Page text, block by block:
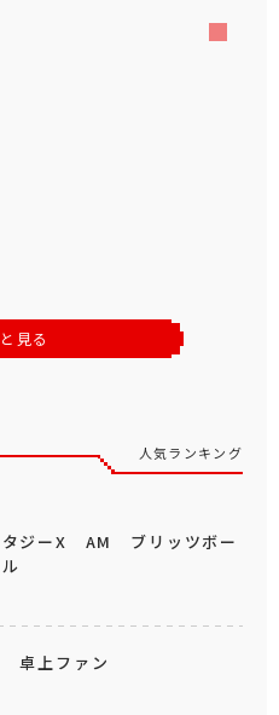
見る
人気ランキング
タジーX AM ブリッツボー
卓上ファン